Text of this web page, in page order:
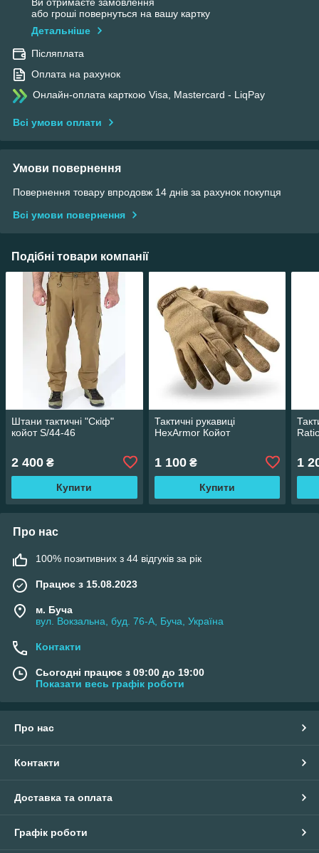
Ви отримаєте замовлення
або гроші повернуться на вашу картку
Детальніше
Післяплата
Оплата на рахунок
Онлайн-оплата карткою Visa, Mastercard - LiqPay
Всі умови оплати
Умови повернення
Повернення товару впродовж 14 днів за рахунок покупця
Всі умови повернення
Подібні товари компанії
Штани тактичні "Скіф"
койот S/44-46
2 400 ₴
Купити
Тактичні рукавиці
HexArmor Койот
1 100₴
Купити
1
Про нас
100% позитивних з 44 відгуків за рік
Працює з 15.08.2023
м. Буча
вул. Вокзальна, буд. 76-А, Буча, Україна
Контакти
Сьогодні працює з 09:00 до 19:00
Показати весь графік роботи
Про нас
Контакти
Доставка та оплата
Графік роботи